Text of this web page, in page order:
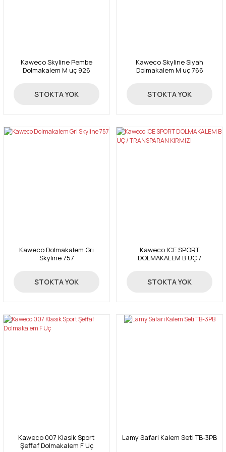
Kaweco Skyline Pembe
Dolmakalem M uç 926
2.170,00 TL
STOKTA YOK
Kaweco Skyline Siyah
Dolmakalem M uç 766
2.170,00 TL
STOKTA YOK
Kaweco Dolmakalem Gri
Skyline 757
2.170,00 TL
STOKTA YOK
Kaweco ICE SPORT
DOLMAKALEM B UÇ /
2.170,00 TL
STOKTA YOK
Kaweco 007 Klasik Sport
Şeffaf Dolmakalem F Uç
Lamy Safari Kalem Seti TB-3PB